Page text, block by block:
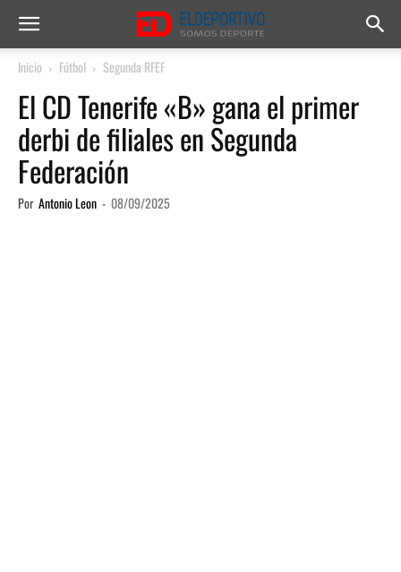
Inicio Fútbol Segunda RFEF
El CD Tenerife «B» gana el primer
derbi de filiales en Segunda
Federación
Por Antonio Leon - 08/09/2025